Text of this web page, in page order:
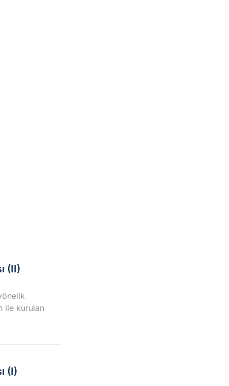
(II)
ile kurulan
(I)